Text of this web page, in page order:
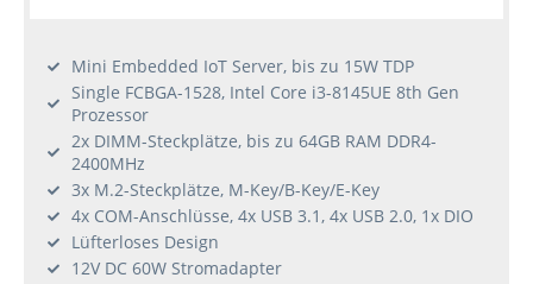
Mini Embedded IoT Server, bis zu 15W TDP
Single FCBGA-1528, Intel Core i3-8145UE 8th Gen
Prozessor
2x DIMM-Steckplätze, bis zu 64GB RAM DDR4-
2400MHz
3x M.2-Steckplätze, M-Key/B-Key/E-Key
4x COM-Anschlüsse, 4x USB 3.1, 4x USB 2.0, 1x DIO
Lüfterloses Design
12V DC 60W Stromadapter